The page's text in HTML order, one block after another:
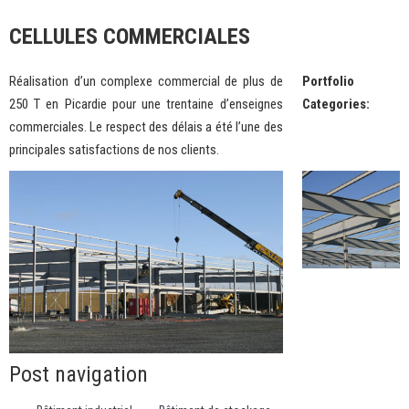
CELLULES COMMERCIALES
Réalisation d’un complexe commercial de plus de
250 T en Picardie pour une trentaine d’enseignes
commerciales. Le respect des délais a été l’une des
principales satisfactions de nos clients.
Portfolio
Categories:
Post navigation